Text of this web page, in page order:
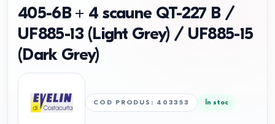
405-6B + 4 scaune QT-227 B /
UF885-13 (Light Grey) / UF885-15
(Dark Grey)
COD PRODUS : 403353 În stoc